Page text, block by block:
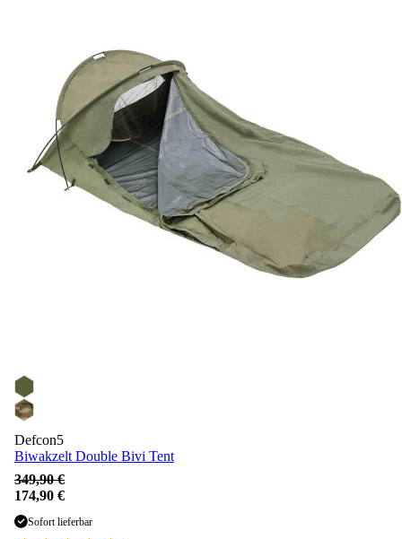
Defcon5
Biwakzelt Double Bivi Tent
349,90 €
174,90 €
Sofort lieferbar